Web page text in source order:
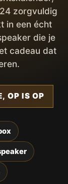
zorgvuldig
in een écht
die je
cadeau dat
OP IS OP